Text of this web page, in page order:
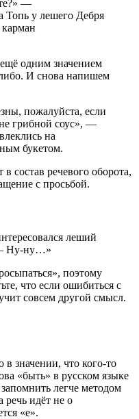
—
Топь у лешего Дебря
одним значением
И снова напишем
пожалуйста, если
грибной соус», —
на
букетом.
состав речевого оборота,
с просьбой.
леший
Ну-ну…»
поэтому
что если ошибиться с
совсем другой смысл.
в значении, что кого-то
«быть» в русском языке
легче методом
речь идёт не о
«е».